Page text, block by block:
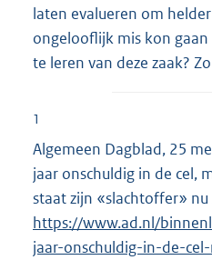
laten evalueren om
ongelooflijk mis kon
te leren van deze zaak?
1
Algemeen Dagblad, 25
jaar onschuldig in de cel,
staat zijn «slachtoffer»
https://www.ad.nl/
jaar-onschuldig-in-de-